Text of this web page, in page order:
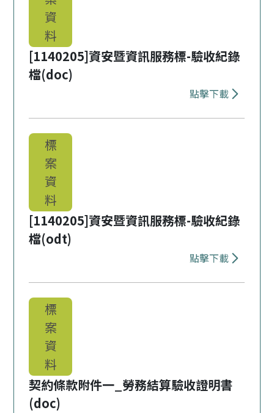
資
料
[1140205]資安暨資訊服務標-驗收紀錄
檔(doc)
點擊下載
標
案
資
料
[1140205]資安暨資訊服務標-驗收紀錄
檔(odt)
點擊下載
標
案
資
料
契約條款附件一_勞務結算驗收證明書
(doc)